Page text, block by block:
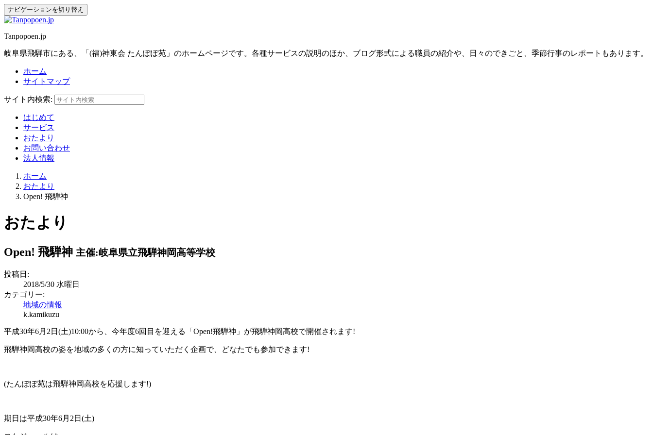
ナビゲーションを切り替え
Tanpopoen.jp
岐阜県飛騨市にある、「(福)神東会 たんぽぽ苑」のホームページです。各種サービスの説明のほか、ブログ形式による職員の紹介や、日々のできごと、季節行事のレポートもあります。
ホーム
サイトマップ
サイト内検索:
はじめて
サービス
おたより
お問い合わせ
法人情報
ホーム
おたより
Open! 飛騨神
おたより
Open! 飛騨神 主催:岐阜県立飛騨神岡高等学校
投稿日:
2018/5/30 水曜日
カテゴリー:
地域の情報
k.kamikuzu
平成30年6月2日(土)10:00から、今年度6回目を迎える「Open!飛騨神」が飛騨神岡高校で開催されます!
飛騨神岡高校の姿を地域の多くの方に知っていただく企画で、どなたでも参加できます!
(たんぽぽ苑は飛騨神岡高校を応援します!)
期日は平成30年6月2日(土)